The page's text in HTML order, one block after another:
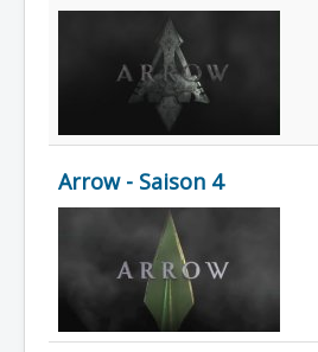
Arrow - Saison 4